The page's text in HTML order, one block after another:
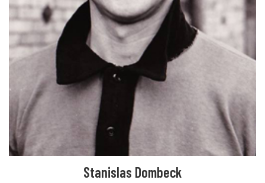
Stanislas Dombeck